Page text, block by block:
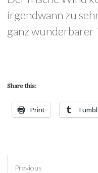
irgendwann zu
ganz wunderbarer
Share this:
Print
Previous